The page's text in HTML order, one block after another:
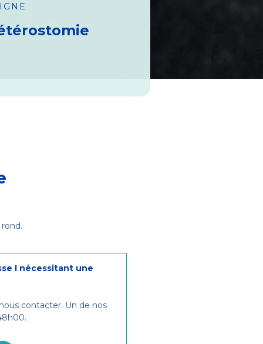
I nécessitant une
contacter. Un de nos